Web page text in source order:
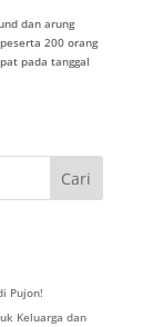
dan arung
200 orang
pada tanggal
Pujon!
Keluarga dan